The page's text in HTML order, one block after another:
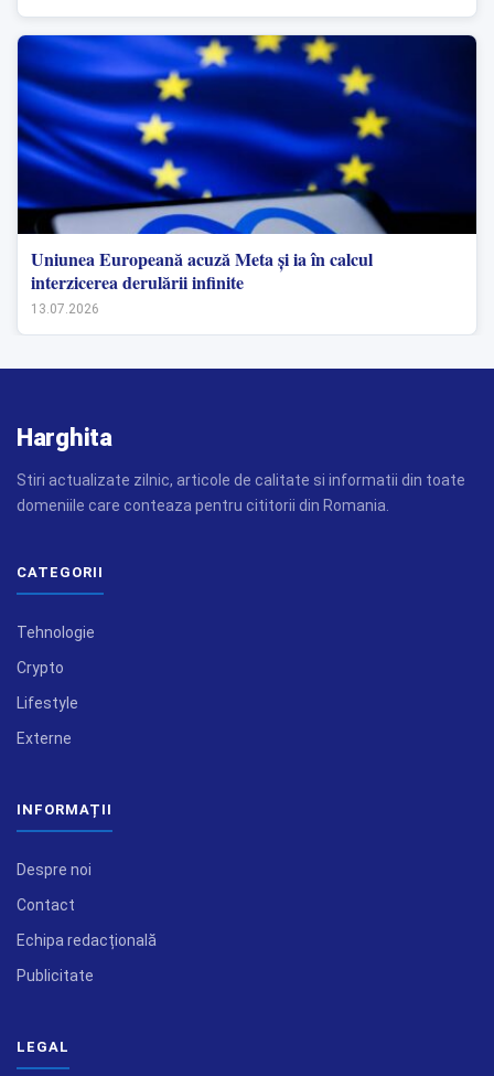
Uniunea Europeană acuză Meta și ia în calcul
interzicerea derulării infinite
13.07.2026
Harghita
Stiri actualizate zilnic, articole de calitate si informatii din toate
domeniile care conteaza pentru cititorii din Romania.
CATEGORII
Tehnologie
Crypto
Lifestyle
Externe
INFORMAȚII
Despre noi
Contact
Echipa redacțională
Publicitate
LEGAL